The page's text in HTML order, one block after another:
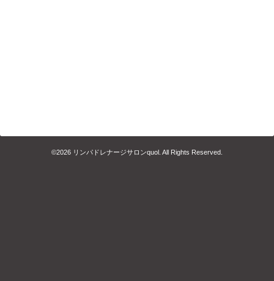
©2026 リンパドレナージサロンquol . All Rights Reserved.